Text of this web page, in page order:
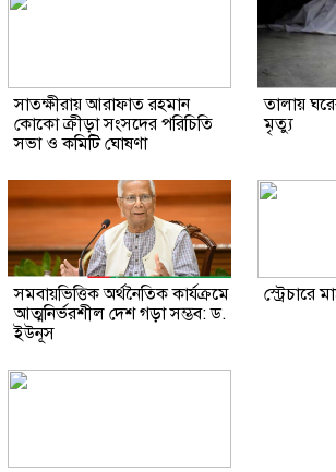
সাতক্ষীরায় আরাফাত রহমান
কোকো ক্রীড়া সংসদের পরিচিতি
সভা ও কমিটি ঘোষণা
তালায়
মৃত্যু
সমবায়ভিত্তিক অর্থনৈতিক কার্যক্রমে
আত্মনির্ভরশীল দেশ গড়া সম্ভব: ড.
ইউনূস
স্ট্রেচারে